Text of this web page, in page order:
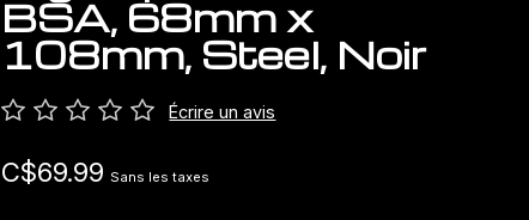
BSA, 68mm x
108mm, Steel, Noir
Écrire un avis
C$69.99 Sans les taxes